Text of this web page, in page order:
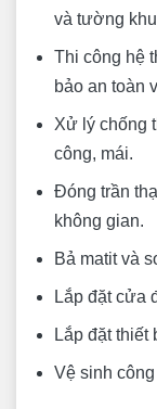
và tường
Thi công hệ
bảo an toàn
Xử lý chống
công, mái.
Đóng trần
không gian.
Bả matit và
Lắp đặt cửa
Lắp đặt thiết
Vệ sinh